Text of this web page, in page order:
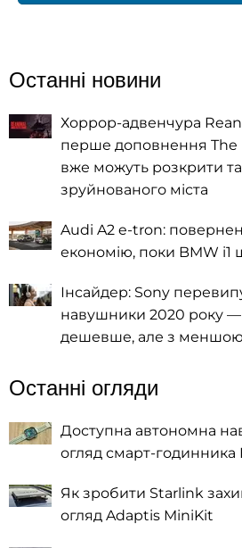
Останні новини
Хоррор-адвенчура
перше доповнення The
вже можуть розкрити
зруйнованого міста
Audi A2 e-tron:
економію, поки BMW i1
Інсайдер: Sony
навушники 2020 року —
дешевше, але з меншою
Останні огляди
Доступна автономна
огляд смарт-
Як зробити Starlink
огляд Adaptis MiniKit